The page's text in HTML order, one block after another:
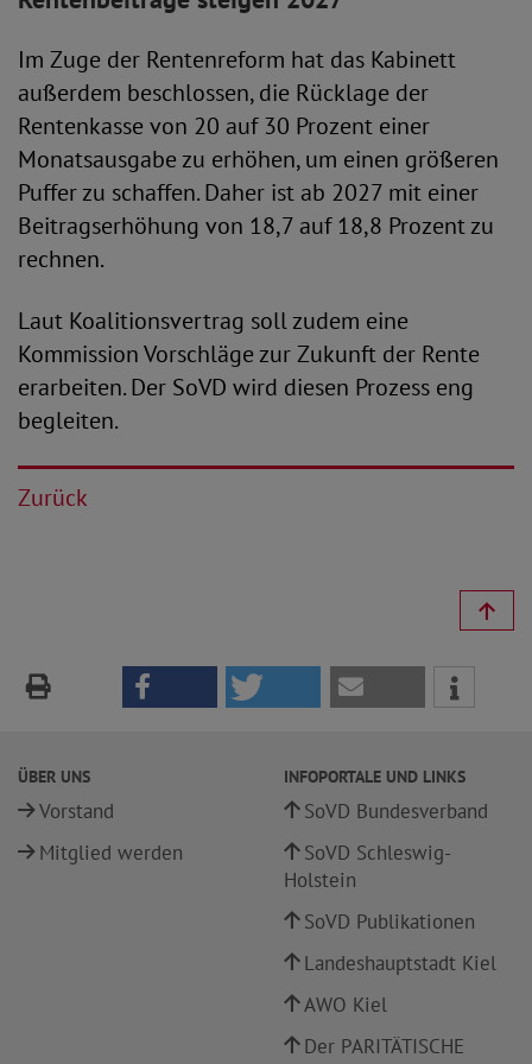
Im Zuge der Rentenreform hat das Kabinett
außerdem beschlossen, die Rücklage der
Rentenkasse von 20 auf 30 Prozent einer
Monatsausgabe zu erhöhen, um einen größeren
Puffer zu schaffen. Daher ist ab 2027 mit einer
Beitragserhöhung von 18,7 auf 18,8 Prozent zu
rechnen.
Laut Koalitionsvertrag soll zudem eine
Kommission Vorschläge zur Zukunft der Rente
erarbeiten. Der SoVD wird diesen Prozess eng
begleiten.
Zurück
ÜBER UNS
Vorstand
Mitglied werden
INFOPORTALE UND LINKS
SoVD Bundesverband
SoVD Schleswig-
Holstein
SoVD Publikationen
Landeshauptstadt Kiel
AWO Kiel
Der PARITÄTISCHE